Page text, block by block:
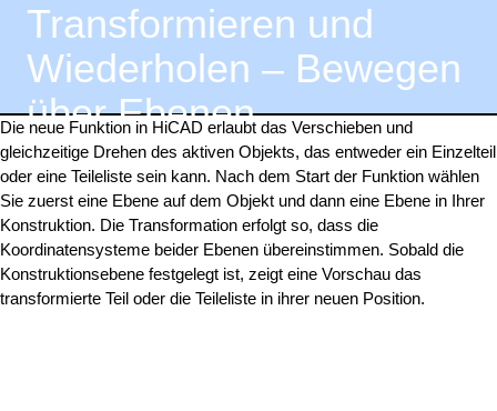
Transformieren und
Wiederholen – Bewegen
über Ebenen
Die neue Funktion in HiCAD erlaubt das Verschieben und
gleichzeitige Drehen des aktiven Objekts, das entweder ein Einzelteil
oder eine Teileliste sein kann. Nach dem Start der Funktion wählen
Sie zuerst eine Ebene auf dem Objekt und dann eine Ebene in Ihrer
Konstruktion. Die Transformation erfolgt so, dass die
Koordinatensysteme beider Ebenen übereinstimmen. Sobald die
Konstruktionsebene festgelegt ist, zeigt eine Vorschau das
transformierte Teil oder die Teileliste in ihrer neuen Position.